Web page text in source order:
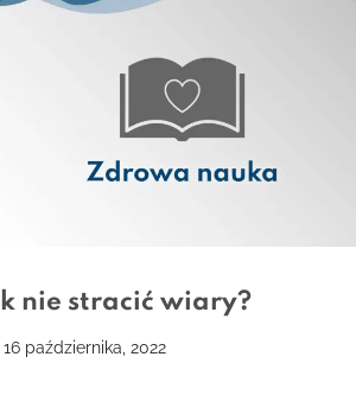
nie stracić wiary?
16 października, 2022